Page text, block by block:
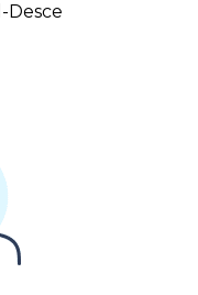
Desce